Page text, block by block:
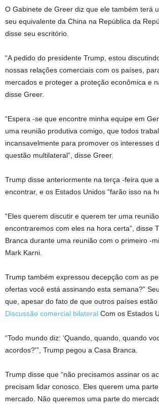
O Gabinete de Greer diz que ele também terá
seu equivalente da China na República da
disse seu escritório.
“A pedido do presidente Trump, estou
nossas relações comerciais com os países,
mercados e proteger a proteção econômica e
disse Greer.
“Espera -se que encontre minha equipe em
uma reunião produtiva comigo, que todos
incansavelmente para promover os interesses
questão multilateral”, disse Greer.
Trump disse anteriormente na terça -feira que
encontrar, e os Estados Unidos “farão isso na
“Eles querem discutir e querem ter uma
encontraremos com eles na hora certa”, disse
Branca durante uma reunião com o primeiro -
Mark Karni.
Trump também expressou decepção com as
ofertas você está assinando esta semana?”
que, apesar do fato de que outros países
Discussão comercial bilateral Com os Estados
“Todo mundo diz: ‘Quando, quando, quando
acordos?'”, Trump pegou a Casa Branca.
Trump disse que “não precisamos assinar os
precisam lidar conosco. Eles querem uma
mercado. Não queremos uma parte do